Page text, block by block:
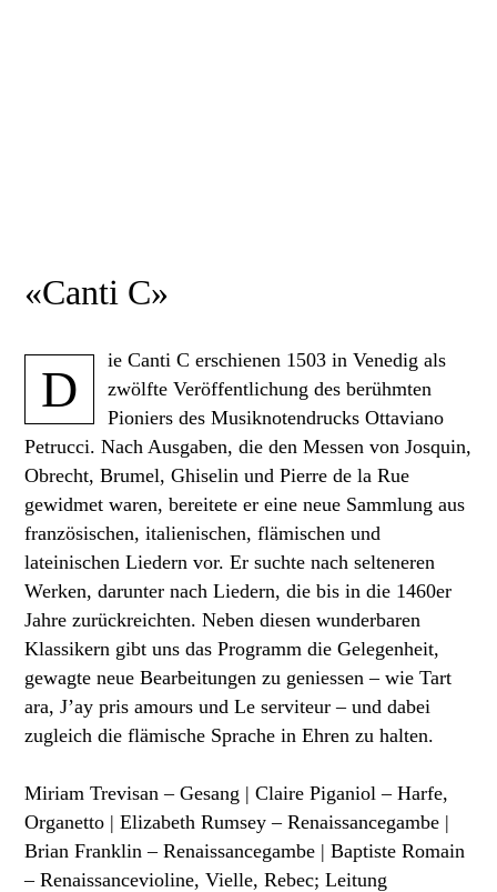
«Canti C»
D
ie Canti C erschienen 1503 in Venedig als
zwölfte Veröffentlichung des berühmten
Pioniers des Musiknotendrucks Ottaviano
Petrucci. Nach Ausgaben, die den Messen von Josquin,
Obrecht, Brumel, Ghiselin und Pierre de la Rue
gewidmet waren, bereitete er eine neue Sammlung aus
französischen, italienischen, flämischen und
lateinischen Liedern vor. Er suchte nach selteneren
Werken, darunter nach Liedern, die bis in die 1460er
Jahre zurückreichten. Neben diesen wunderbaren
Klassikern gibt uns das Programm die Gelegenheit,
gewagte neue Bearbeitungen zu geniessen – wie Tart
ara, J’ay pris amours und Le serviteur – und dabei
zugleich die flämische Sprache in Ehren zu halten.
Miriam Trevisan – Gesang | Claire Piganiol – Harfe,
Organetto | Elizabeth Rumsey – Renaissancegambe |
Brian Franklin – Renaissancegambe | Baptiste Romain
– Renaissancevioline, Vielle, Rebec; Leitung